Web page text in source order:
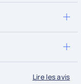
dès 80.- d'achat.
après réception de
et Virement
Lire les avis